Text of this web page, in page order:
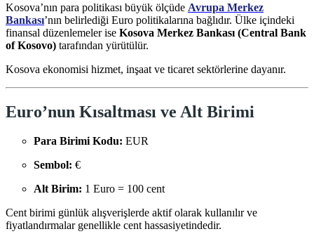
Kosova’nın para politikası büyük ölçüde Avrupa Merkez
Bankası’nın belirlediği Euro politikalarına bağlıdır. Ülke içindeki
finansal düzenlemeler ise Kosova Merkez Bankası (Central Bank
of Kosovo) tarafından yürütülür.
Kosova ekonomisi hizmet, inşaat ve ticaret sektörlerine dayanır.
Euro’nun Kısaltması ve Alt Birimi
Para Birimi Kodu: EUR
Sembol: €
Alt Birim: 1 Euro = 100 cent
Cent birimi günlük alışverişlerde aktif olarak kullanılır ve
fiyatlandırmalar genellikle cent hassasiyetindedir.